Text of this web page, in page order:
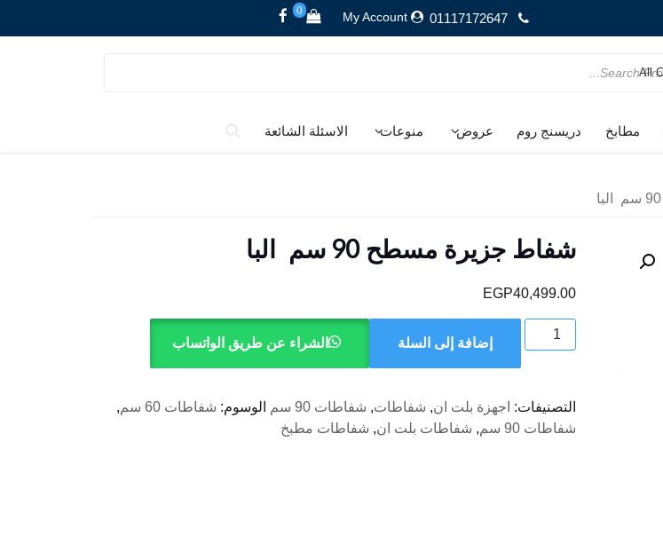
01117172647
My Account
0
مطابخ دريسنج روم عروض منوعات الاسئلة الشائعة
شفاط جزيرة مسطح 90 سم البا
EGP40,499.00
كمية
شفاط
90
سم
إضافة إلى السلة الشراء عن طريق الواتساب
التصنيفات: اجهزة بلت ان, شفاطات, شفاطات 90 سم الوسوم: شفاطات 60 سم
,
شفاطات 90 سم
, شفاطات بلت ان, شفاطات مطبخ